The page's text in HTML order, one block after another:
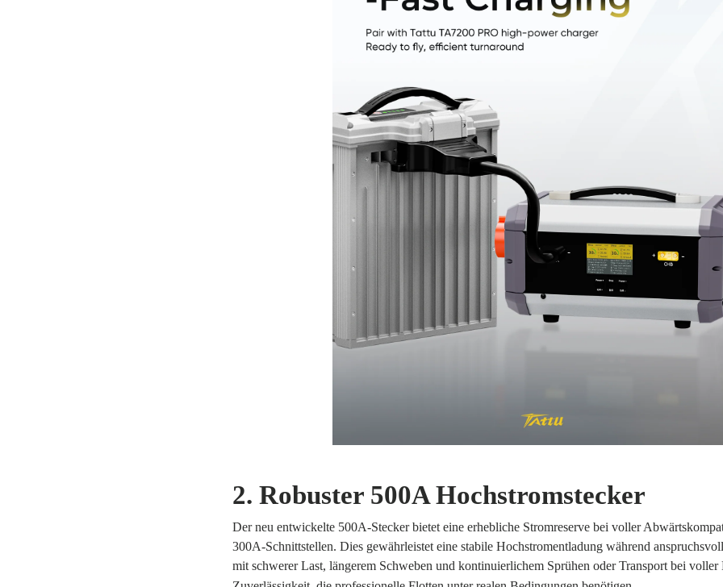
2. Robuster 500A Hochstromstecker
Der neu entwickelte 500A-Stecker bietet eine erhebliche Stromreserve bei voller
300A-Schnittstellen. Dies gewährleistet eine stabile Hochstromentladung während
mit schwerer Last, längerem Schweben und kontinuierlichem Sprühen oder Transport bei voller